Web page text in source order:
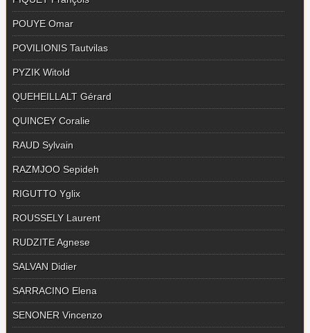
POUYE Omar
POVILIONIS Tautvilas
PYZIK Witold
QUEHEILLALT Gérard
QUINCEY Coralie
RAUD Sylvain
RAZMJOO Sepideh
RIGUTTO Yglix
ROUSSELY Laurent
RUDZITE Agnese
SALVAN Didier
SARRACINO Elena
SENONER Vincenzo